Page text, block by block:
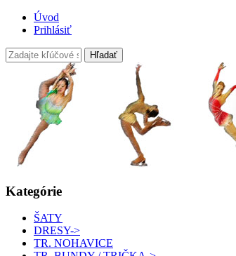
Úvod
Prihlásiť
Kategórie
ŠATY
DRESY->
TR. NOHAVICE